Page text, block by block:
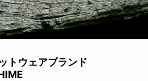
トウェアブランド